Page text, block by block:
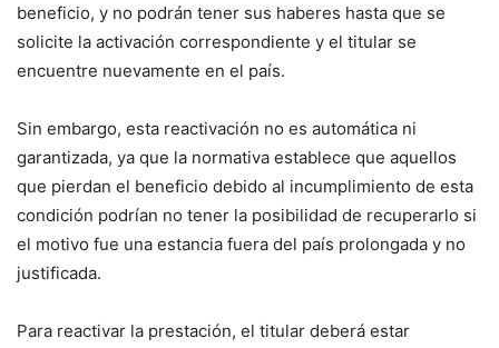
beneficio, y no podrán tener sus haberes hasta que se
solicite la activación correspondiente y el titular se
encuentre nuevamente en el país.
Sin embargo, esta reactivación no es automática ni
garantizada, ya que la normativa establece que aquellos
que pierdan el beneficio debido al incumplimiento de esta
condición podrían no tener la posibilidad de recuperarlo si
el motivo fue una estancia fuera del país prolongada y no
justificada.
Para reactivar la prestación, el titular deberá estar